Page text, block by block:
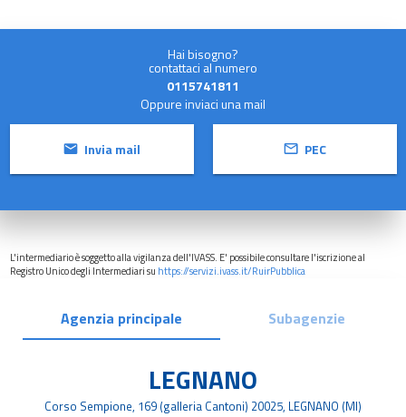
Agenzia principale Subagenzie
LEGNANO
Corso Sempione, 169 (galleria Cantoni) 20025, LEGNANO (MI)
L'intermediario è soggetto alla vigilanza dell'IVASS. E' possibile consultare l'iscrizione al
Registro Unico degli Intermediari su https://servizi.ivass.it/RuirPubblica
Hai bisogno?
contattaci al numero
0115741811
Oppure inviaci una mail
Invia mail PEC